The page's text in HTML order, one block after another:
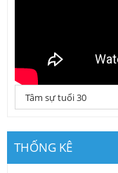
THỐNG KÊ